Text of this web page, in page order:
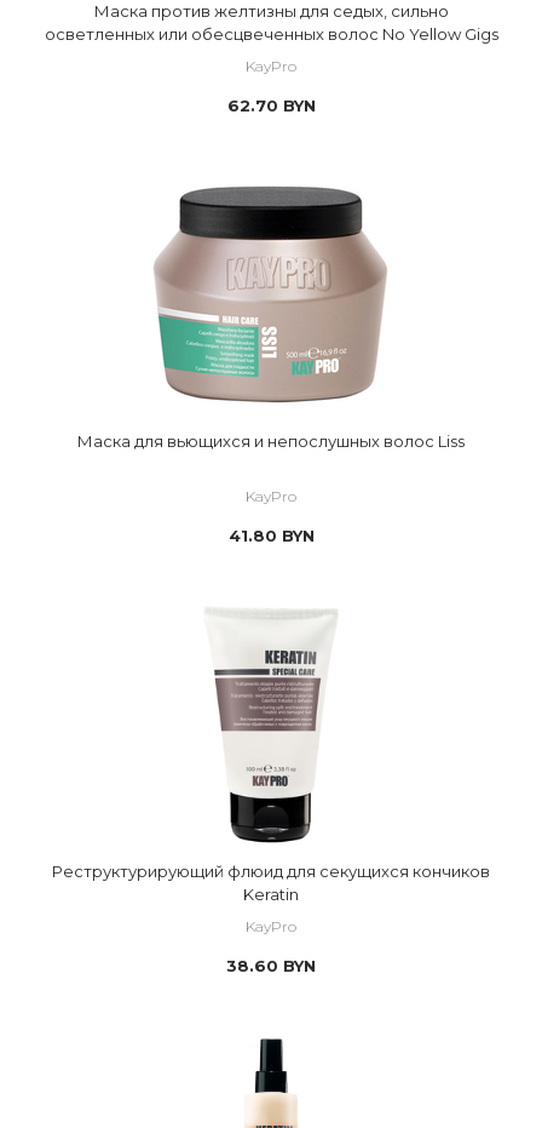
Маска против желтизны для седых, сильно
осветленных или обесцвеченных волос No Yellow Gigs
KayPro
62.70 BYN
Маска для вьющихся и непослушных волос Liss
KayPro
41.80 BYN
Реструктурирующий флюид для секущихся кончиков
Keratin
KayPro
38.60 BYN